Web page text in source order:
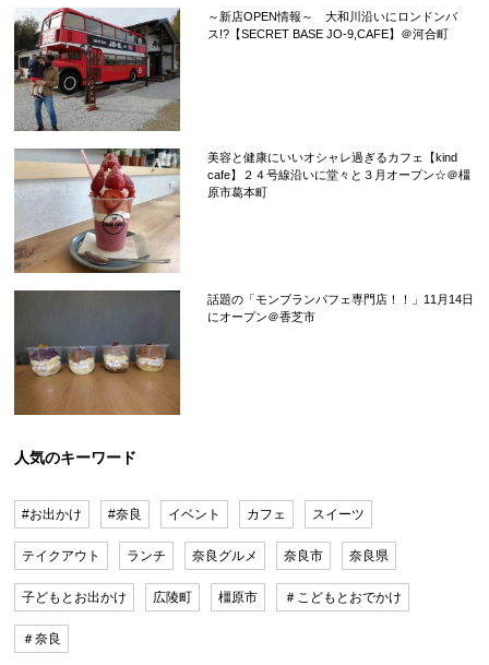
～新店OPEN情報～ 大和川沿いにロンドンバ
ス!?【SECRET BASE JO-9,CAFE】＠河合町
美容と健康にいいオシャレ過ぎるカフェ【kind
cafe】２４号線沿いに堂々と３月オープン☆＠橿
原市葛本町
話題の「モンブランパフェ専門店！！」11月14日
にオープン＠香芝市
人気のキーワード
#お出かけ #奈良 イベント カフェ スイーツ
テイクアウト ランチ 奈良グルメ 奈良市 奈良県
子どもとお出かけ 広陵町 橿原市 ＃こどもとおでかけ
＃奈良